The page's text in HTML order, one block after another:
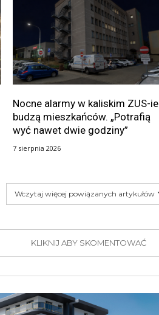
Nocne alarmy w kaliskim ZUS-ie
budzą mieszkańców. „Potrafią
wyć nawet dwie godziny”
7 sierpnia 2026
Wczytaj więcej powiązanych artykułów
KLIKNIJ ABY SKOMENTOWAĆ